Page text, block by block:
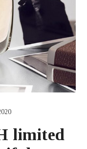
limited